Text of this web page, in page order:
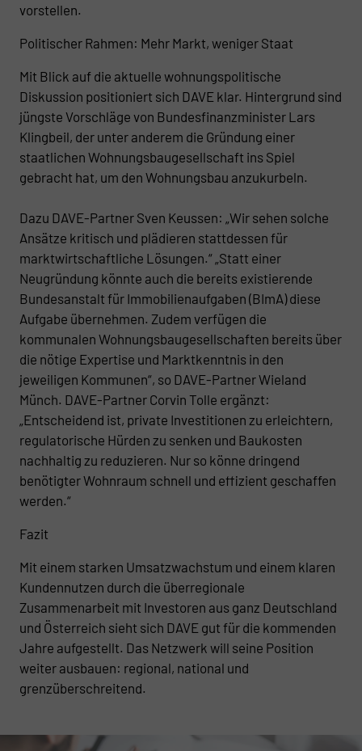
vorstellen.
Politischer Rahmen: Mehr Markt, weniger Staat
Mit Blick auf die aktuelle wohnungspolitische
Diskussion positioniert sich DAVE klar. Hintergrund sind
jüngste Vorschläge von Bundesfinanzminister Lars
Klingbeil, der unter anderem die Gründung einer
staatlichen Wohnungsbaugesellschaft ins Spiel
gebracht hat, um den Wohnungsbau anzukurbeln.
Dazu DAVE-Partner Sven Keussen: „Wir sehen solche
Ansätze kritisch und plädieren stattdessen für
marktwirtschaftliche Lösungen.“ „Statt einer
Neugründung könnte auch die bereits existierende
Bundesanstalt für Immobilienaufgaben (BImA) diese
Aufgabe übernehmen. Zudem verfügen die
kommunalen Wohnungsbaugesellschaften bereits über
die nötige Expertise und Marktkenntnis in den
jeweiligen Kommunen“, so DAVE-Partner Wieland
Münch. DAVE-Partner Corvin Tolle ergänzt:
„Entscheidend ist, private Investitionen zu erleichtern,
regulatorische Hürden zu senken und Baukosten
nachhaltig zu reduzieren. Nur so könne dringend
benötigter Wohnraum schnell und effizient geschaffen
werden.“
Fazit
Mit einem starken Umsatzwachstum und einem klaren
Kundennutzen durch die überregionale
Zusammenarbeit mit Investoren aus ganz Deutschland
und Österreich sieht sich DAVE gut für die kommenden
Jahre aufgestellt. Das Netzwerk will seine Position
weiter ausbauen: regional, national und
grenzüberschreitend.